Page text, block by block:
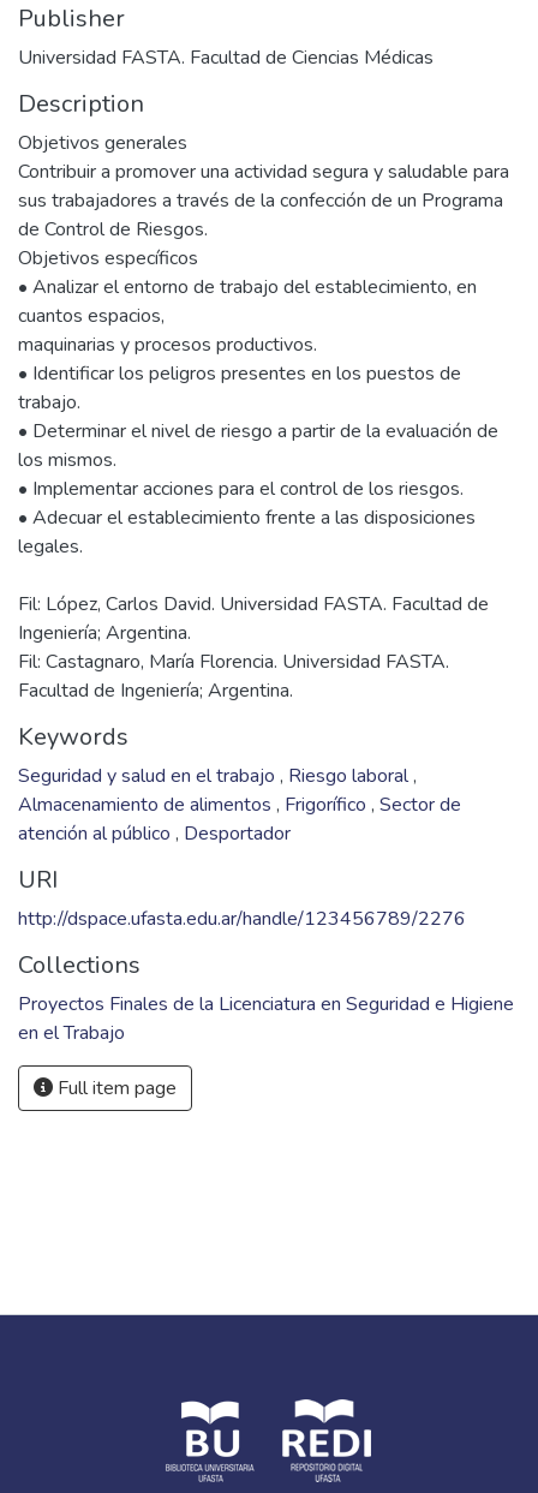
Publisher
Universidad FASTA. Facultad de Ciencias Médicas
Description
Objetivos generales
Contribuir a promover una actividad segura y saludable para
sus trabajadores a través de la confección de un Programa
de Control de Riesgos.
Objetivos específicos
• Analizar el entorno de trabajo del establecimiento, en
cuantos espacios,
maquinarias y procesos productivos.
• Identificar los peligros presentes en los puestos de
trabajo.
• Determinar el nivel de riesgo a partir de la evaluación de
los mismos.
• Implementar acciones para el control de los riesgos.
• Adecuar el establecimiento frente a las disposiciones
Fil: López, Carlos David. Universidad FASTA. Facultad de
Ingeniería; Argentina.
Fil: Castagnaro, María Florencia. Universidad FASTA.
Facultad de Ingeniería; Argentina.
Keywords
Seguridad y salud en el trabajo , Riesgo laboral,
Almacenamiento de alimentos , Frigorífico , Sector de
atención al público , Desportador
URI
http://dspace.ufasta.edu.ar/handle/123456789/2276
Collections
Proyectos Finales de la Licenciatura en Seguridad e Higiene
en el Trabajo
Full item page